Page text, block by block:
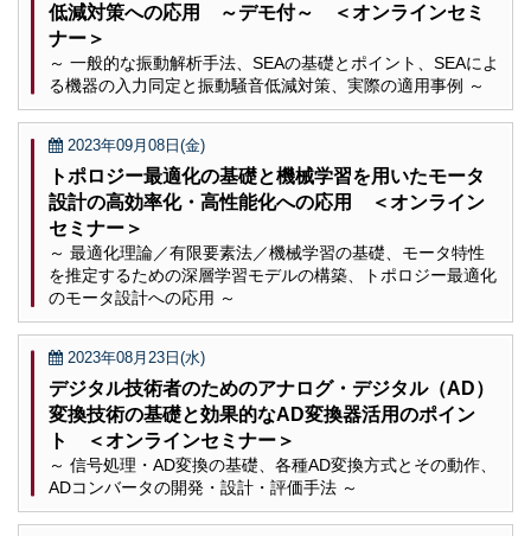
低減対策への応用 ～デモ付～ ＜オンラインセミ
ナー＞
～ 一般的な振動解析手法、SEAの基礎とポイント、SEAによ
る機器の入力同定と振動騒音低減対策、実際の適用事例 ～
2023年09月08日(金)
トポロジー最適化の基礎と機械学習を用いたモータ
設計の高効率化・高性能化への応用 ＜オンライン
セミナー＞
～ 最適化理論／有限要素法／機械学習の基礎、モータ特性
を推定するための深層学習モデルの構築、トポロジー最適化
のモータ設計への応用 ～
2023年08月23日(水)
デジタル技術者のためのアナログ・デジタル（AD）
変換技術の基礎と効果的なAD変換器活用のポイン
ト ＜オンラインセミナー＞
～ 信号処理・AD変換の基礎、各種AD変換方式とその動作、
ADコンバータの開発・設計・評価手法 ～